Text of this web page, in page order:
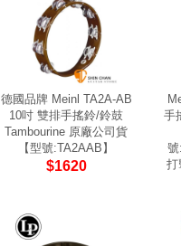
德國品牌 Meinl TA2A-AB
10吋 雙排手搖鈴/鈴鼓
Tambourine 原廠公司貨
【型號:TA2AAB】
$1620
手
打